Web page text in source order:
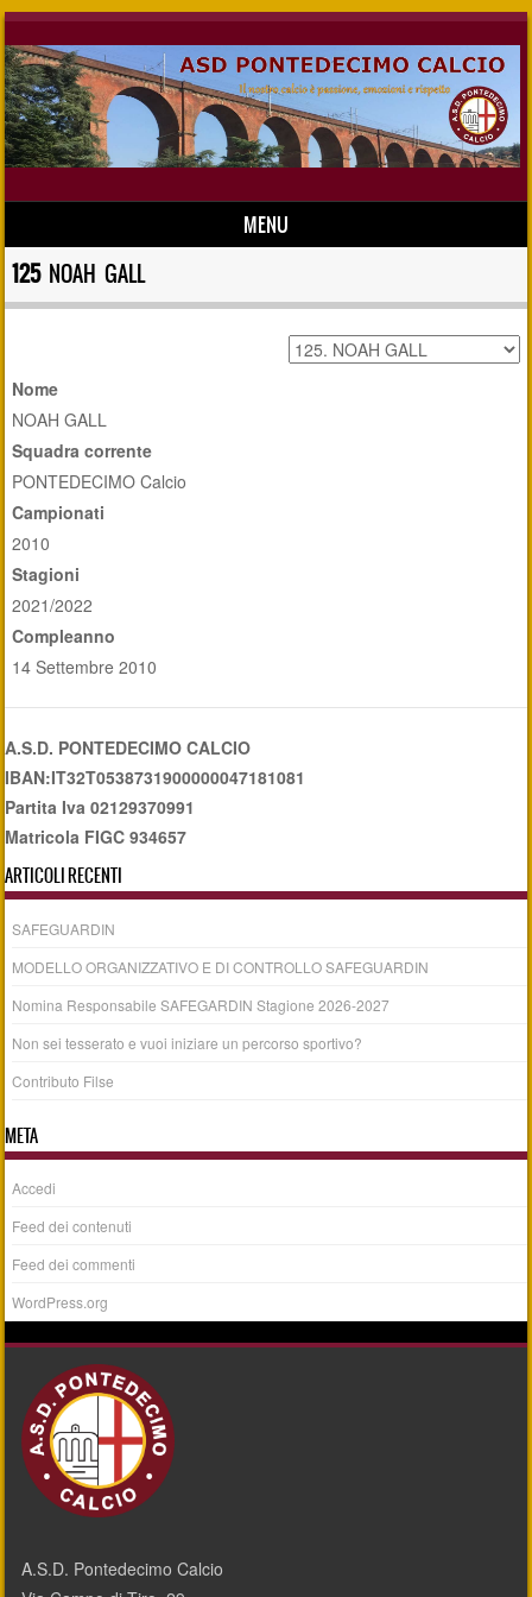
MENU
Skip to content
125NOAH GALL
Nome
NOAH GALL
Squadra corrente
PONTEDECIMO Calcio
Campionati
2010
Stagioni
2021/2022
Compleanno
14 Settembre 2010
A.S.D. PONTEDECIMO CALCIO
IBAN:IT32T0538731900000047181081
Partita Iva 02129370991
Matricola FIGC 934657
ARTICOLI RECENTI
SAFEGUARDIN
MODELLO ORGANIZZATIVO E DI CONTROLLO SAFEGUARDIN
Nomina Responsabile SAFEGARDIN Stagione 2026-2027
Non sei tesserato e vuoi iniziare un percorso sportivo?
Contributo Filse
META
Accedi
Feed dei contenuti
Feed dei commenti
WordPress.org
A.S.D. Pontedecimo Calcio